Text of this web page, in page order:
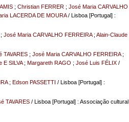
; Christian FERRER; José Maria CARVALHO
LACERDA DE MOURA/ Lisboa [Portugal] :
; José Maria CARVALHO FERREIRA; Alain-Claude
TAVARES; José Maria CARVALHO FERREIRA;
E SILVA; Margareth RAGO ; José Luis FÉLIX/
; Edson PASSETTI / Lisboa [Portugal] :
TAVARES/ Lisboa [Portugal] : Associação cultural